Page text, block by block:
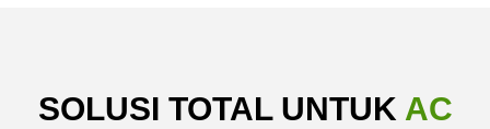
SOLUSI TOTAL UNTUK AC